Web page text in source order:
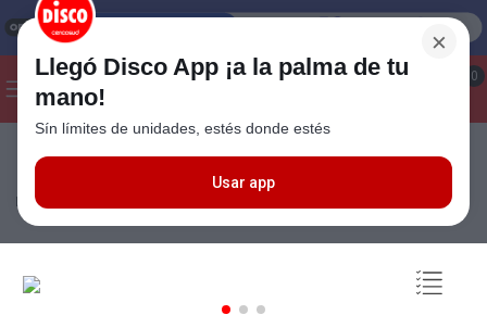
¡Hola! ¿Qué estas buscando? 0
Seleccioná el método de entrega
×
Llegó Disco App ¡a la palma de tu
mano!
Sín límites de unidades, estés donde estés
Usar app
Bebida de Soja Sabor Frutas Tropicales 1
Lts Ades
4.